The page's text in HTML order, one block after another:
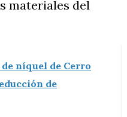
materiales del
níquel de Cerro
de